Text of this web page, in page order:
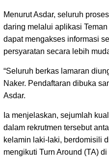
Menurut Asdar, seluruh
daring melalui aplikasi
dapat mengakses informasi
persyaratan secara lebih
“Seluruh berkas lamaran
Naker. Pendaftaran dibuka
Asdar.
Ia menjelaskan, sejumlah
dalam rekrutmen tersebut
kelamin laki-laki, berdomisili
mengikuti Turn Around (TA)